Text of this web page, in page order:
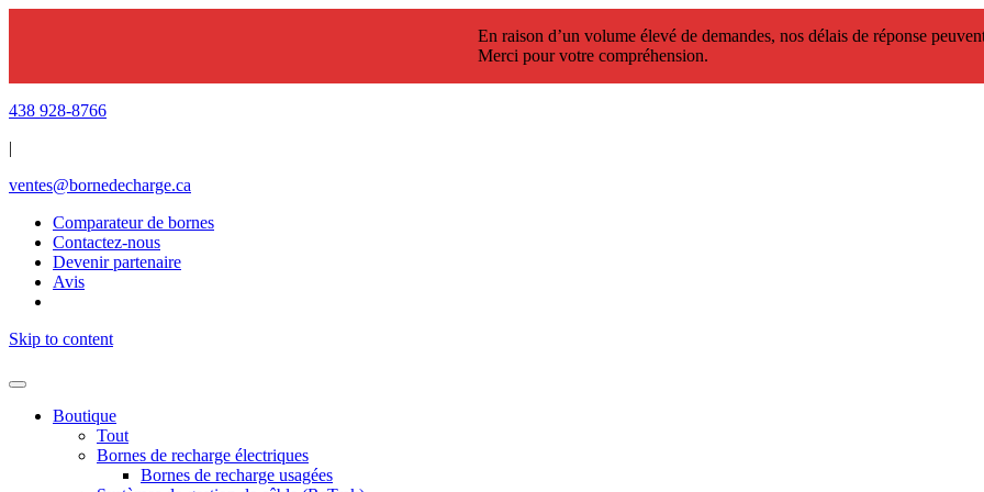
En raison d’un volume élevé de demandes, nos délais de réponse
Merci pour votre compréhension.
438 928-8766
|
ventes@bornedecharge.ca
Comparateur de bornes
Contactez-nous
Devenir partenaire
Avis
Skip to content
Boutique
Tout
Bornes de recharge électriques
Bornes de recharge usagées